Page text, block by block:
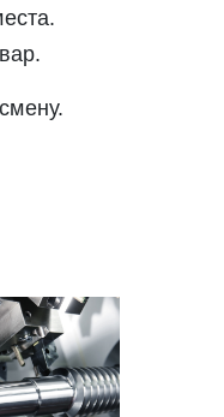
г. N 152-ФЗ «О